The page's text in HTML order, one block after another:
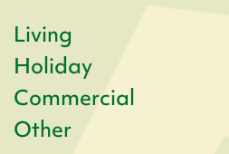
Living
Holiday
Commercial
Other